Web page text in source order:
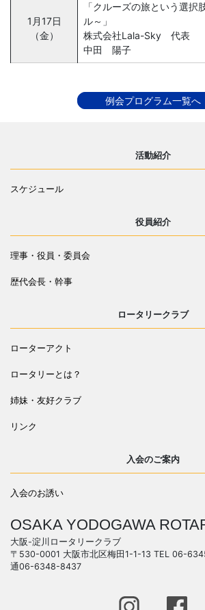
1月17日
（金）
「クルーズの旅という選択
ル～」
株式会社Lala-Sky 代表
中田 陽子
例会プログラム一覧へ
活動紹介
スケジュール
役員紹介
理事・役員・委員会
歴代会長・幹事
ロータリークラブ
ローターアクト
ロータリーとは？
姉妹・友好クラブ
リンク
入会のご案内
入会のお誘い
OSAKA YODOGAWA
大阪-淀川ロータリークラブ
〒530-0001 大阪市北区梅田1-1-13 TEL 06-
通06-6348-8437